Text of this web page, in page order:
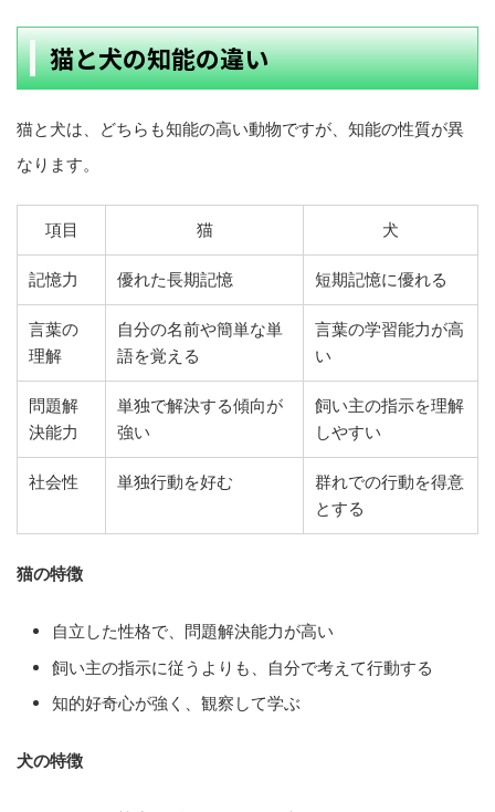
猫と犬の知能の違い
猫と犬は、どちらも知能の高い動物ですが、知能の性質が異
なります。
項目 猫 犬
記憶力 優れた長期記憶 短期記憶に優れる
言葉の
理解
自分の名前や簡単な単
語を覚える
言葉の学習能力が高
い
問題解
決能力
単独で解決する傾向が
強い
飼い主の指示を理解
しやすい
社会性 単独行動を好む
群れでの行動を得意
とする
猫の特徴
自立した性格で、問題解決能力が高い
飼い主の指示に従うよりも、自分で考えて行動する
知的好奇心が強く、観察して学ぶ
犬の特徴